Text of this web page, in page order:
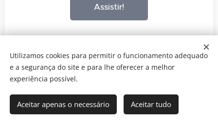
Assistir!
Psicologia em Conversa 2025
ERS- 39415
Webnode
Utilizamos cookies para permitir o funcionamento adequado
e a segurança do site e para lhe oferecer a melhor
experiência possível.
Aceitar apenas o necessário Aceitar tudo